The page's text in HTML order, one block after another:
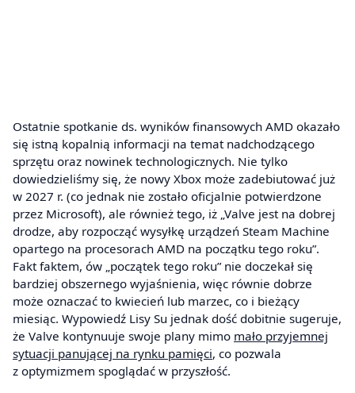
Ostatnie spotkanie ds. wyników finansowych AMD okazało
się istną kopalnią informacji na temat nadchodzącego
sprzętu oraz nowinek technologicznych. Nie tylko
dowiedzieliśmy się, że nowy Xbox może zadebiutować już
w 2027 r. (co jednak nie zostało oficjalnie potwierdzone
przez Microsoft), ale również tego, iż „Valve jest na dobrej
drodze, aby rozpocząć wysyłkę urządzeń Steam Machine
opartego na procesorach AMD na początku tego roku”.
Fakt faktem, ów „początek tego roku” nie doczekał się
bardziej obszernego wyjaśnienia, więc równie dobrze
może oznaczać to kwiecień lub marzec, co i bieżący
miesiąc. Wypowiedź Lisy Su jednak dość dobitnie sugeruje,
że Valve kontynuuje swoje plany mimo mało przyjemnej
sytuacji panującej na rynku pamięci, co pozwala
z optymizmem spoglądać w przyszłość.